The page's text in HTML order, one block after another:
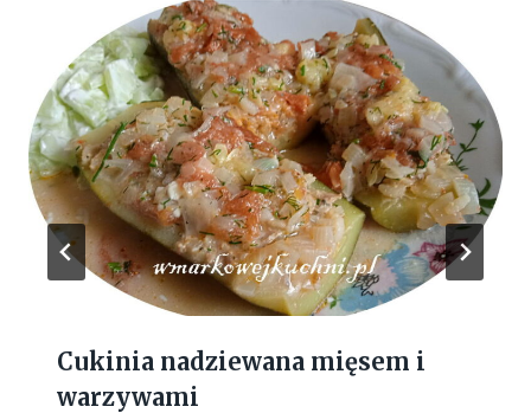
Cukinia nadziewana mięsem i
warzywami